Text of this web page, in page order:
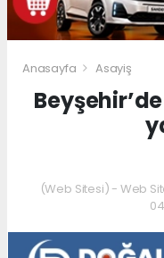
Anasayfa Asayiş
(Web Sitesi) - Web